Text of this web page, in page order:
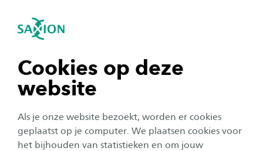
Cookies op deze
website
Als je onze website bezoekt, worden er cookies
geplaatst op je computer. We plaatsen cookies voor
het bijhouden van statistieken en om jouw
Navigatie openen
tonen
tonen
tonen
sluiten